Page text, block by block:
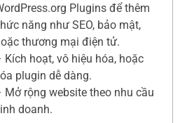
Plugins để thêm
năng như SEO, bảo mật,
thương mại điện tử.
Kích hoạt, vô hiệu hóa, hoặc
plugin dễ dàng.
Mở rộng website theo nhu cầu
doanh.